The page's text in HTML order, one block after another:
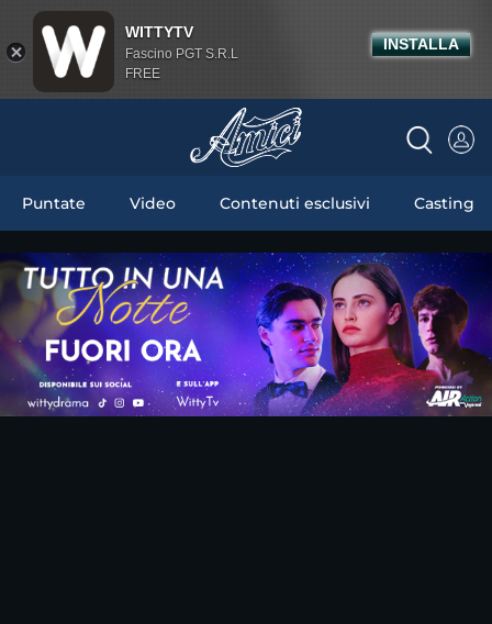
Puntate Video Contenuti esclusivi Casting
WITTYTV
Fascino PGT S.R.L
FREE
INSTALLA